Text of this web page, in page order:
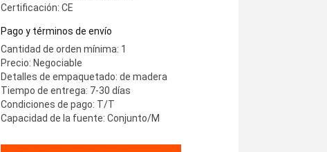
Certificación: CE
Pago y términos de envío
Cantidad de orden mínima: 1
Precio: Negociable
Detalles de empaquetado: de madera
Tiempo de entrega: 7-30 días
Condiciones de pago: T/T
Capacidad de la fuente: Conjunto/M